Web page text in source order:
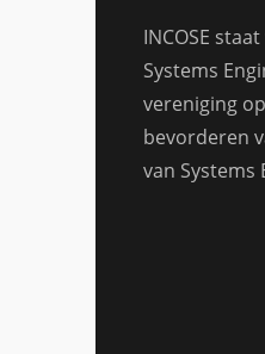
INCOSE
Systems
vereniging
bevorderen
van Systems